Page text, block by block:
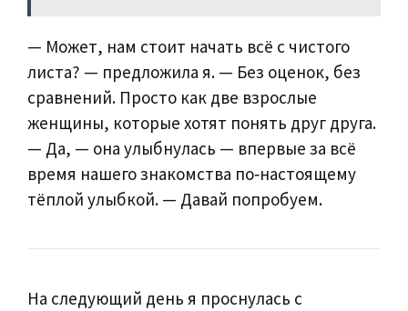
— Может, нам стоит начать всё с чистого
листа? — предложила я. — Без оценок, без
сравнений. Просто как две взрослые
женщины, которые хотят понять друг друга.
— Да, — она улыбнулась — впервые за всё
время нашего знакомства по‑настоящему
тёплой улыбкой. — Давай попробуем.
На следующий день я проснулась с